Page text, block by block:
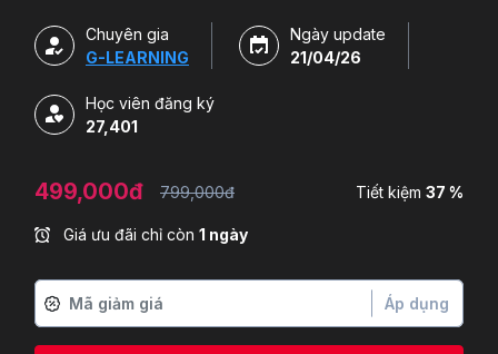
khác nhau.Chuyên gia
G-LEARNING
Ngày update
21/04/26
Học viên đăng ký
27,401
499,000đ 799,000đ Tiết kiệm 37 %
Giá ưu đãi chỉ còn 1 ngày
Áp dụng